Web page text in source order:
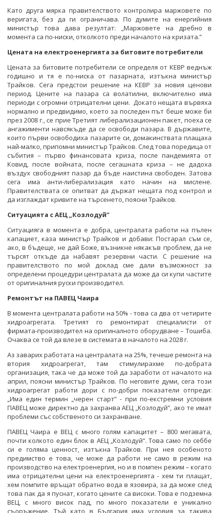
Като друга мярка правителството контролира маржовете по
веригата, без да ги ограничава. По думите на енергийния
министър това дава резултат: „Маржовете на дребно в
момента са по-ниски, отколкото преди началото на кризата.”
Цената на електроенергията за битовите потребители
Цената за битовите потребители се определя от КЕВР веднъж
годишно и тя е по-ниска от пазарната, изтъкна министър
Трайков. Сега предстои решение на КЕВР за новия ценови
период. Цените на пазара са волатилни, включително има
периоди с огромни отрицателни цени. Докато нещата вървяха
нормално и предвидимо, което за последен път беше може би
през 2008 г., се прие Третият либерализационен пакет, поеха се
ангажименти навсякъде да се освободи пазара. В държавите,
които първи освободиха пазарите си, домакинствата плащаха
най-малко, припомни министър Трайков. След това поредица от
събития – първо финансовата криза, после пандемията от
Ковид, после войната, после сегашната криза – не дадоха
въздух свободният пазар да бъде наистина свободен. Затова
сега има анти-либерализация като начин на мислене.
Правителствата се опитват да държат нещата под контрол и
да изглаждат кривите на търсенето, поясни Трайков.
Ситуацията с АЕЦ „Козлодуй”
Ситуацияга в момента е добра, централата работи на пълен
капациет, каза министър Трайков и добави: Постарал съм се,
ако, в бъдеще, не дай Боже, възникне някакъв проблем, да не
търсят откъде да набавят резервни части. С решение на
правителството по мой доклад сме дали възможност за
определени процедури централата да може да си купи частите
от оригиналния руски производител.
Ремонтът на ПАВЕЦ Чаира
В момента централата работи на 50% - това са два от четирите
хидроагрегата. Третият го ремонтират специалисти от
фирмата-производител на оригиналното оборудване – Тошиба.
Очаква се той да влезе в системата в началото на 2028 г.
Аз заварих работата на централата на 25%, течеше ремонта на
втория хидроагрегат, там стимулирахме по-добрата
организация, така че да може той да заработи от началото на
април, поясни министър Трайков. По неговите думи, сега този
хидроагрегат работи дори с по-добри показатели отпреди:
„Има един термин „черен старт” - при по-екстремни условия
ПАВЕЦ може директно да захранва АЕЦ „Козлодуй”, ако те имат
проблеми със собственото си захранване.
ПАВЕЦ Чаира е ВЕЦ с много голям капацитет – 800 мегавата,
почти колкото един блок в АЕЦ „Козлодуй”. Това само по себбе
си е голяма ценност, изтъкна Трайков. При нея особеното
предимство е това, че може да работи не само в режим на
производство на електроенергия, но и в помпен режим – когато
има отрицателни цени на електроенергията - хем ти плащат,
хем помпите връщат обратно вода в язовира, за да може след
това пак да я пуснат, когато цените са високи. Това е подземна
ВЕЦ, с много висок пад, по много показатели е уникално
съоръжение. Тъй като в България има условия за такива